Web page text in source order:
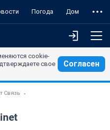
Погода Дом
cookie-
свое
Согласен
Связь